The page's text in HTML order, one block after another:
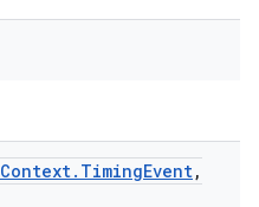
Context. TimingEvent,